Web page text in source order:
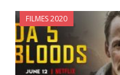
FILMES 2020